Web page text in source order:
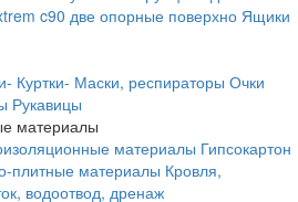
c90 две опорные поверхно Ящики
Куртки- Маски, респираторы Очки
Рукавицы
материалы
материалы Гипсокартон
плитные материалы Кровля,
водоотвод, дренаж